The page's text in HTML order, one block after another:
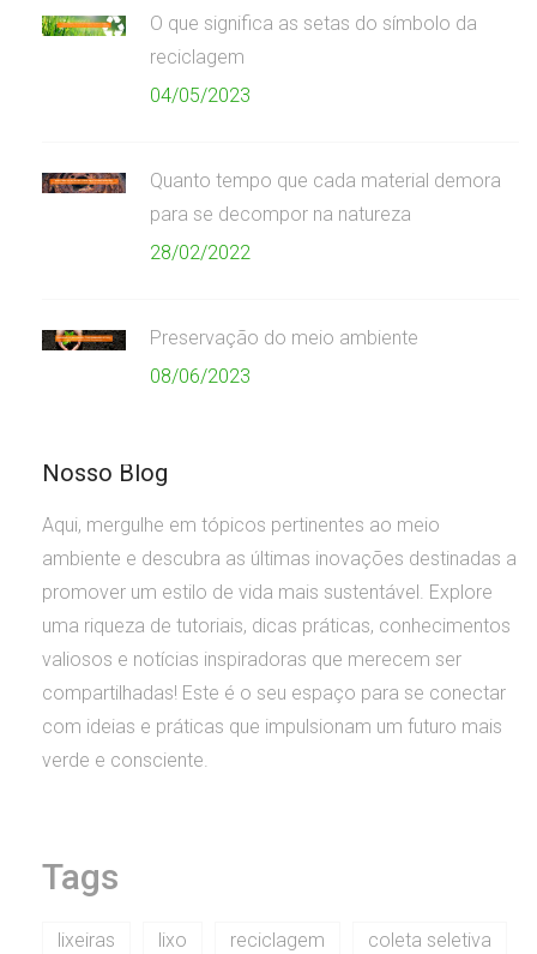
O que significa as setas do símbolo da
reciclagem
04/05/2023
Quanto tempo que cada material demora
para se decompor na natureza
28/02/2022
Preservação do meio ambiente
08/06/2023
Nosso Blog
Aqui, mergulhe em tópicos pertinentes ao meio
ambiente e descubra as últimas inovações destinadas a
promover um estilo de vida mais sustentável. Explore
uma riqueza de tutoriais, dicas práticas, conhecimentos
valiosos e notícias inspiradoras que merecem ser
compartilhadas! Este é o seu espaço para se conectar
com ideias e práticas que impulsionam um futuro mais
verde e consciente.
Tags
lixeiras lixo reciclagem coleta seletiva